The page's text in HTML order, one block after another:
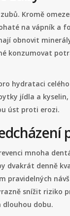
Kromě
na vápník a
obnovit
konzumovat
hydrataci
jídla a
úst proti erozi.
mnoha
dvakrát denně
pravidelných
snížit riziko
dlouhou dobu.